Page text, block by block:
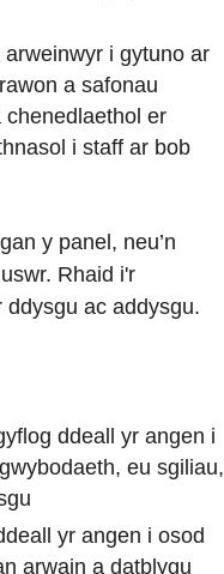
i gytuno ar
a safonau
er
i staff ar bob
y panel, neu’n
Rhaid i'r
ddysgu ac addysgu.
ddeall yr angen i
eu sgiliau,
yr angen i osod
arwain a datblygu